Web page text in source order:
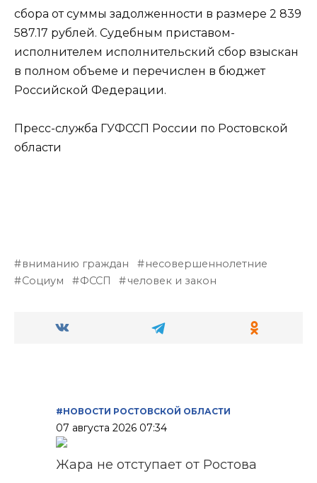
сбора от суммы задолженности в размере 2 839
587.17 рублей. Судебным приставом-
исполнителем исполнительский сбор взыскан
в полном объеме и перечислен в бюджет
Российской Федерации.
Пресс-служба ГУФССП России по Ростовской
области
вниманию граждан
несовершеннолетние
Социум
ФССП человек и закон
#НОВОСТИ РОСТОВСКОЙ ОБЛАСТИ
07 августа 2026 07:34
Жара не отступает от Ростова